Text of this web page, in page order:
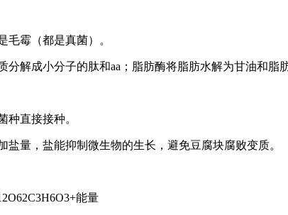
毛霉（都是真菌）。
解成小分子的肽和aa；脂肪酶将脂肪水解为甘油和脂肪
种直接接种。
量，盐能抑制微生物的生长，避免豆腐块腐败变质。
能量